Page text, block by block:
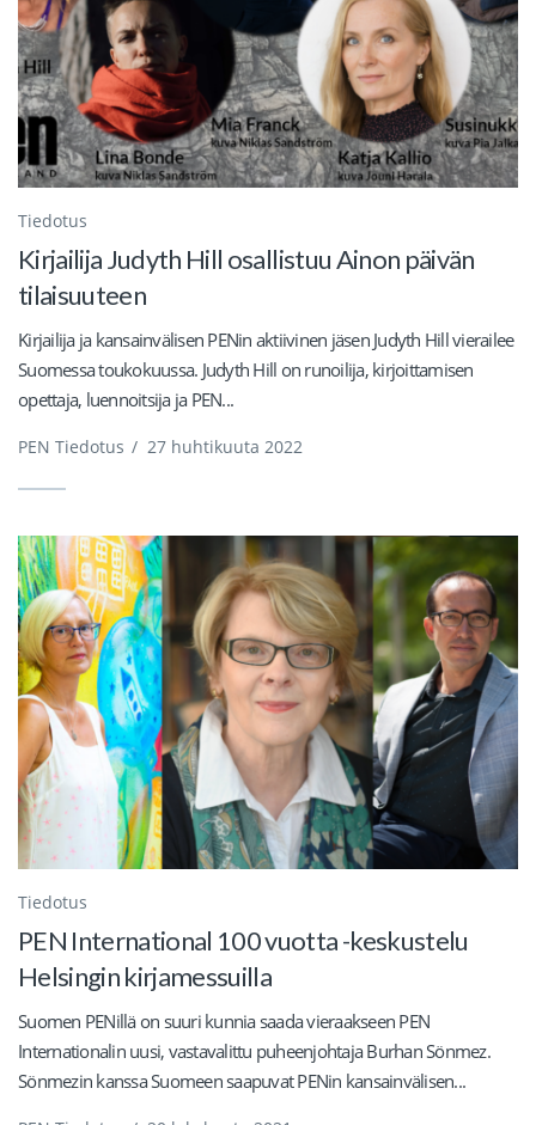
Tiedotus
Kirjailija Judyth Hill osallistuu Ainon päivän
tilaisuuteen
Kirjailija ja kansainvälisen PENin aktiivinen jäsen Judyth Hill vierailee
Suomessa toukokuussa. Judyth Hill on runoilija, kirjoittamisen
opettaja, luennoitsija ja PEN...
PEN Tiedotus / 27 huhtikuuta 2022
Tiedotus
PEN International 100 vuotta -keskustelu
Helsingin kirjamessuilla
Suomen PENillä on suuri kunnia saada vieraakseen PEN
Internationalin uusi, vastavalittu puheenjohtaja Burhan Sönmez.
Sönmezin kanssa Suomeen saapuvat PENin kansainvälisen...